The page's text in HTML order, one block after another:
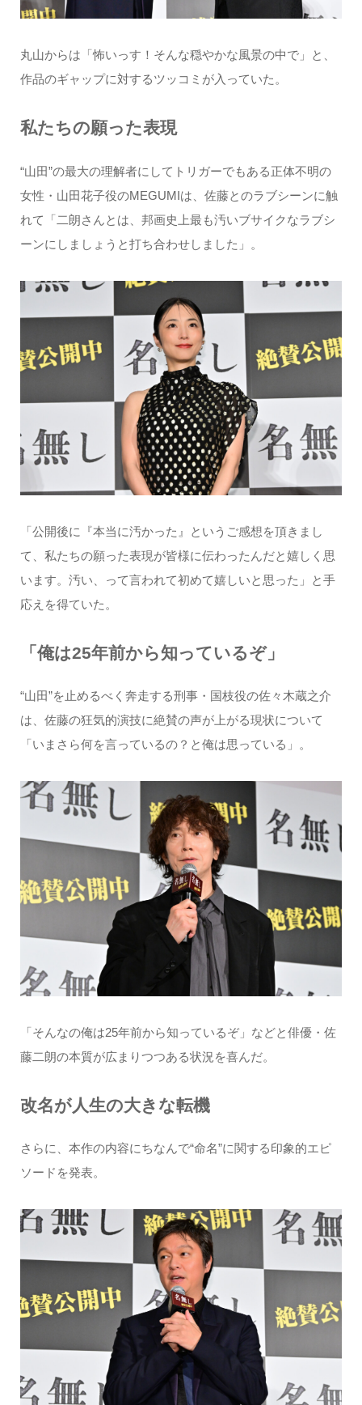
丸山からは「怖いっす！そんな穏やかな風景の中で」と、
作品のギャップに対するツッコミが入っていた。
私たちの願った表現
“山田”の最大の理解者にしてトリガーでもある正体不明の
女性・山田花子役のMEGUMIは、佐藤とのラブシーンに触
れて「二朗さんとは、邦画史上最も汚いブサイクなラブシ
ーンにしましょうと打ち合わせしました」。
「公開後に『本当に汚かった』というご感想を頂きまし
て、私たちの願った表現が皆様に伝わったんだと嬉しく思
います。汚い、って言われて初めて嬉しいと思った」と手
応えを得ていた。
「俺は25年前から知っているぞ」
“山田”を止めるべく奔走する刑事・国枝役の佐々木蔵之介
は、佐藤の狂気的演技に絶賛の声が上がる現状について
「いまさら何を言っているの？と俺は思っている」。
「そんなの俺は25年前から知っているぞ」などと俳優・佐
藤二朗の本質が広まりつつある状況を喜んだ。
改名が人生の大きな転機
さらに、本作の内容にちなんで“命名”に関する印象的エピ
ソードを発表。